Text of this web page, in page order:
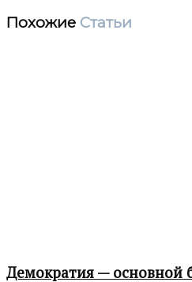
Похожие Статьи
Демократия — основной